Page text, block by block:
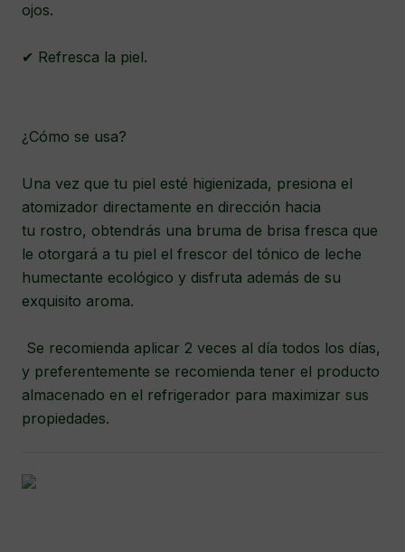
ojos.
✔ Refresca la piel.
¿Cómo se usa?
Una vez que tu piel esté higienizada, presiona el
atomizador directamente en dirección hacia
tu rostro, obtendrás una bruma de brisa fresca que
le otorgará a tu piel el frescor del tónico de leche
humectante ecológico y disfruta además de su
exquisito aroma.
Se recomienda aplicar 2 veces al día todos los días,
y preferentemente se recomienda tener el producto
almacenado en el refrigerador para maximizar sus
propiedades.